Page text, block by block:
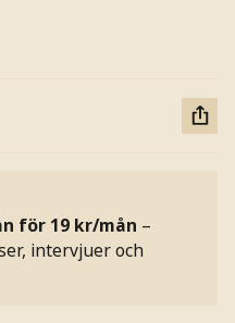
för 19 kr/mån –
intervjuer och